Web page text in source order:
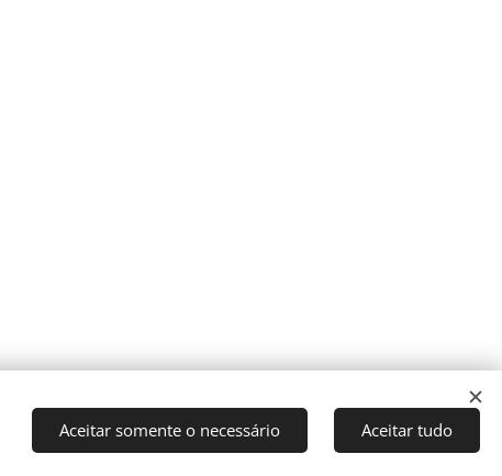
Aceitar somente o necessário Aceitar tudo